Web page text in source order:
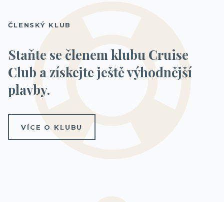
ČLENSKÝ KLUB
Staňte se členem klubu Cruise
Club a získejte ještě výhodnější
plavby.
VÍCE O KLUBU